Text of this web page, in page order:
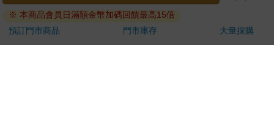
ATM提款機，請不要聽從指示，以免受騙上當！
退換貨須知：
**提醒您，鑑賞期不等於試用期，退回商品須為全新狀態**